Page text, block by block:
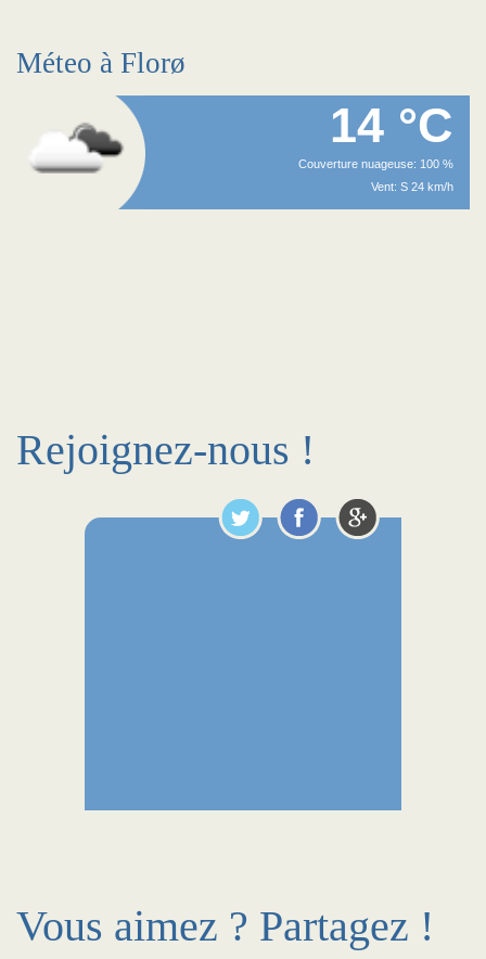
Méteo à Florø
14 °C
Couverture nuageuse: 100 %
Vent: S 24 km/h
Rejoignez-nous !
Vous aimez ? Partagez !